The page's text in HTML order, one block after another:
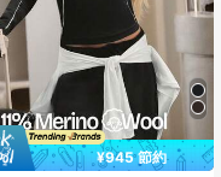
¥945 節約